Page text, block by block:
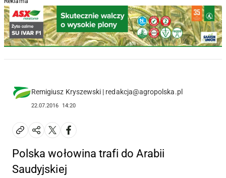
Remigiusz Kryszewski | redakcja@agropolska.pl
22.07.2016 14:20
Polska wołowina trafi do Arabii
Saudyjskiej